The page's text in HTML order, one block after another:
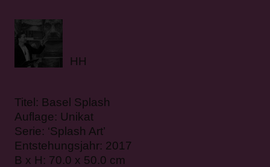
HH
Titel: Basel Splash
Auflage: Unikat
Serie: ‘Splash Art’
Entstehungsjahr: 2017
B x H: 70.0 x 50.0 cm